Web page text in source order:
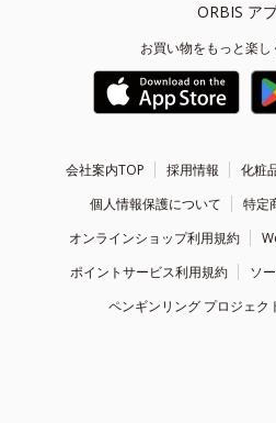
ORBIS ア
お買い物をもっと楽し
会社案内TOP 採用情報
化粧
個人情報保護について
特定
オンラインショップ利用規約
ポイントサービス利用規約
ソ
ペンギンリング プロジェク